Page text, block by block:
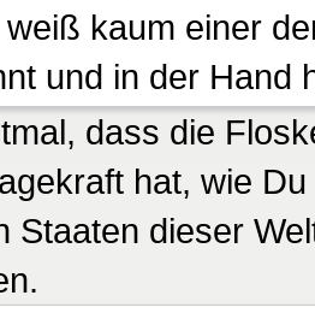
kaum einer
und in der Hand
dass die
hat, wie
Staaten dieser